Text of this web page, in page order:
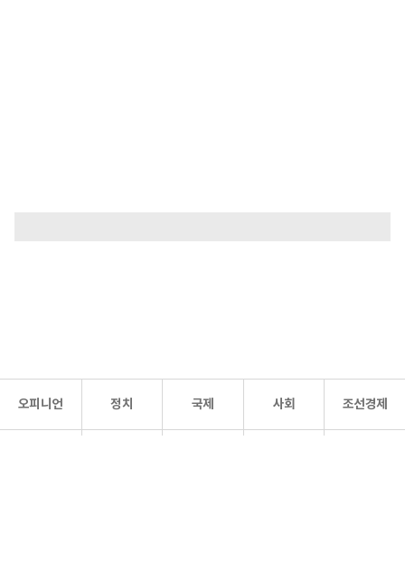
오피니언 정치 국제 사회 조선경제